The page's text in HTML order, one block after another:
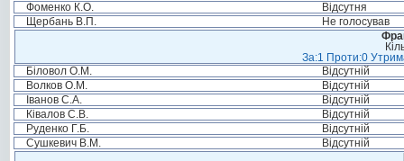
Фоменко К.О.
Відсутня
Щербань В.П.
Не голосував
За:1 Проти:0
Біловол О.М.
Відсутній
Волков О.М.
Відсутній
Іванов С.А.
Відсутній
Ківалов С.В.
Відсутній
Руденко Г.Б.
Відсутній
Сушкевич В.М.
Відсутній